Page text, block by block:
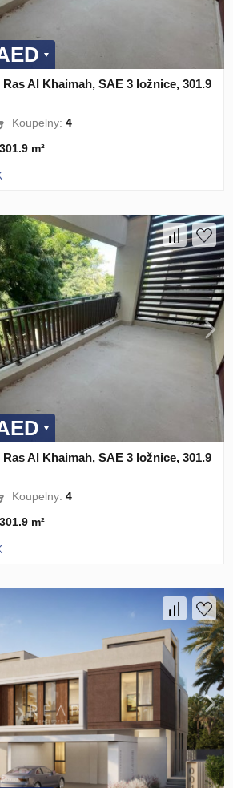
Al Khaimah, SAE 3 ložnice, 301.9
Koupelny:4
301.9 m²
Al Khaimah, SAE 3 ložnice, 301.9
Koupelny:4
301.9 m²